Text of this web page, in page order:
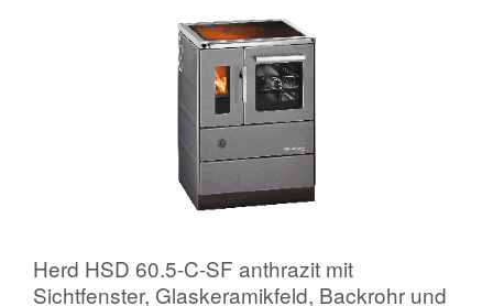
Herd HSD 60.5-C-SF anthrazit mit
Sichtfenster, Glaskeramikfeld, Backrohr und